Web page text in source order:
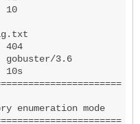
404
3.6
enumeration mode